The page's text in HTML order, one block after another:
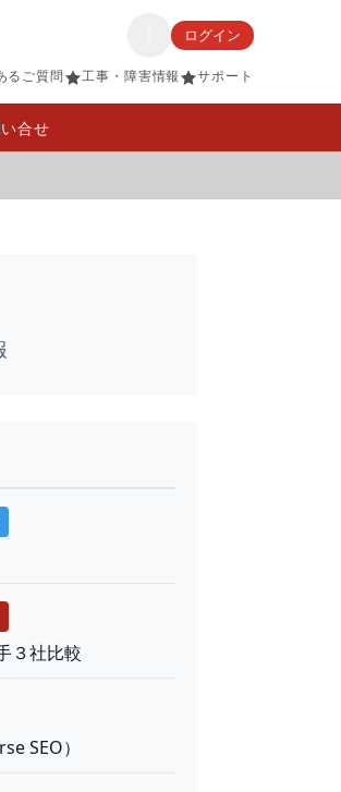
ログイン
るご質問 工事・障害情報 サポート
合せ
３社比較
SEO）